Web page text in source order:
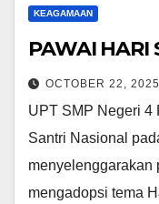
KEAGAMAAN
PAWAI HARI
OCTOBER 22, 2025
UPT SMP Negeri 4
Santri Nasional
menyelenggarakan
mengadopsi tema